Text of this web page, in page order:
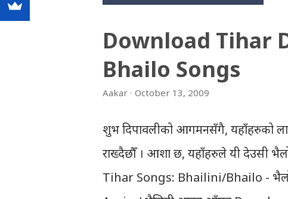
Download Tihar
Bhailo Songs
Aakar October 13, 2009
शुभ दिपावलीको आगमनसँगै, यहाँहरुको
राख्दैछौँ । आशा छ, यहाँहरुले यी देउसी
Tihar Songs: Bhailini/Bhailo -